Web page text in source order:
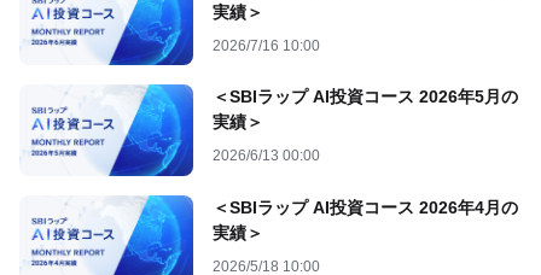
実績＞
2026/7/16 10:00
＜SBIラップ AI投資コース 2026年5月の
実績＞
2026/6/13 00:00
＜SBIラップ AI投資コース 2026年4月の
実績＞
2026/5/18 10:00